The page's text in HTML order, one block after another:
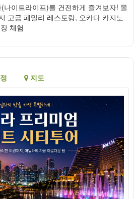
나이트라이프)를 건전하게 즐겨보자! 몰
고급 페밀리 레스토랑, 오카다 카지노
체험
지도